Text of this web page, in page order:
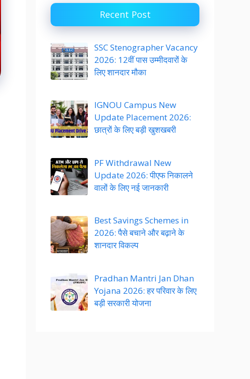
Recent Post
SSC Stenographer Vacancy
2026: 12वीं पास उम्मीदवारों के
लिए शानदार मौका
IGNOU Campus New
Update Placement 2026:
छात्रों के लिए बड़ी खुशखबरी
PF Withdrawal New
Update 2026: पीएफ निकालने
वालों के लिए नई जानकारी
Best Savings Schemes in
2026: पैसे बचाने और बढ़ाने के
शानदार विकल्प
Pradhan Mantri Jan Dhan
Yojana 2026: हर परिवार के लिए
बड़ी सरकारी योजना